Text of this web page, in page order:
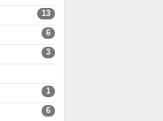
13
6
3
1
6